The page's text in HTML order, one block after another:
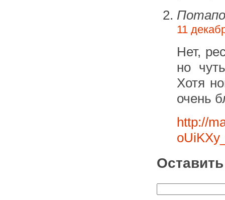
11
Нет,
но
Хотя
очень
http://